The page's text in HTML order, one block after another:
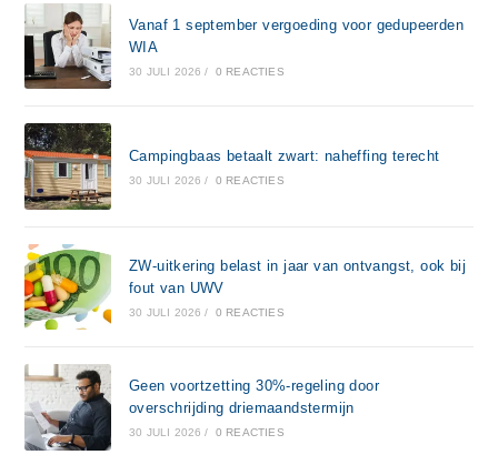
Vanaf 1 september vergoeding voor gedupeerden
WIA
30 JULI 2026 / 0 REACTIES
Campingbaas betaalt zwart: naheffing terecht
30 JULI 2026 / 0 REACTIES
ZW-uitkering belast in jaar van ontvangst, ook bij
fout van UWV
30 JULI 2026 / 0 REACTIES
Geen voortzetting 30%-regeling door
overschrijding driemaandstermijn
30 JULI 2026 / 0 REACTIES